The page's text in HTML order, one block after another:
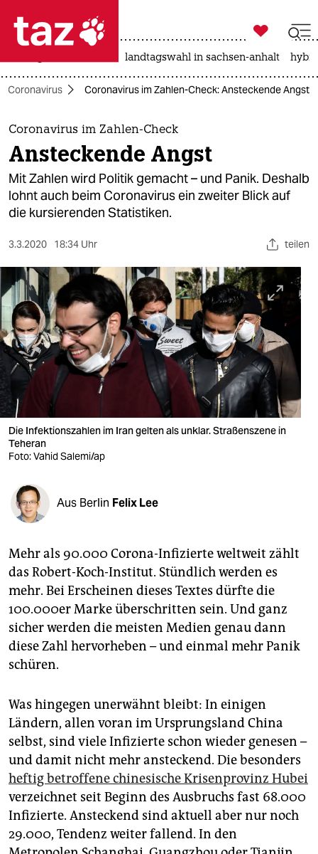
 taz zahl ich
taz zahl ich
themen
politik
öko
sport
berlin
nord
wahrheit
verlag
verlag
shop
fragen & hilfe
unterstützen
abo
genossenschaft
epaper login

taz zahl ich
landtagswahl in sachsen-anhalt
Coronavirus Coronavirus im Zahlen-Check: Ansteckende Angst
Coronavirus im Zahlen-Check
Ansteckende Angst
Mit Zahlen wird Politik gemacht – und Panik. Deshalb
lohnt auch beim Coronavirus ein zweiter Blick auf
die kursierenden Statistiken.
3.3.2020 18:34 Uhr teilen
Die Infektionszahlen im Iran gelten als unklar. Straßenszene in
Teheran
Foto: Vahid Salemi/ap
Aus Berlin Felix Lee
Mehr als 90.000 Corona-Infizierte weltweit zählt
das Robert-Koch-Institut. Stündlich werden es
mehr. Bei Erscheinen dieses Textes dürfte die
100.000er Marke überschritten sein. Und ganz
sicher werden die meisten Medien genau dann
diese Zahl hervorheben – und einmal mehr Panik
schüren.
Was hingegen unerwähnt bleibt: In einigen
Ländern, allen voran im Ursprungsland China
selbst, sind viele Infizierte schon wieder genesen –
und damit nicht mehr ansteckend. Die besonders
heftig betroffene chinesische Krisenprovinz Hubei
verzeichnet seit Beginn des Ausbruchs fast 68.000
Infizierte. Ansteckend sind aktuell aber nur noch
29.000, Tendenz weiter fallend. In den